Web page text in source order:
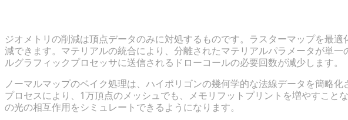
ジオメトリの削減は頂点データのみに対処するものです。ラスターマップを最
減できます。マテリアルの統合により、分離されたマテリアルパラメータが単
ルグラフィックプロセッサに送信されるドローコールの必要回数が減少します。
ノーマルマップのベイク処理は、ハイポリゴンの幾何学的な法線データを簡略
プロセスにより、1万頂点のメッシュでも、メモリフットプリントを増やすこと
の光の相互作用をシミュレートできるようになります。